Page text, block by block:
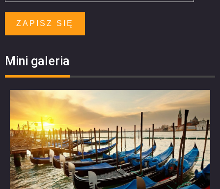
ZAPISZ SIĘ
Mini galeria